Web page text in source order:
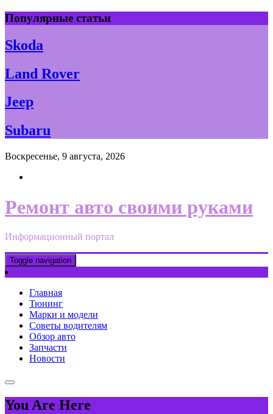
Skip
to
content
Популярные статьи
Skoda
Land Rover
Jeep
Subaru
Воскресенье, 9 августа, 2026
Ремонт авто своими руками
Информационный портал
Toggle navigation
Главная
Тюнинг
Марки и модели
Советы водителям
Обзор авто
Запчасти
Новости
You Are Here